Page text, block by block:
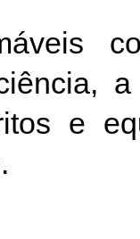
e